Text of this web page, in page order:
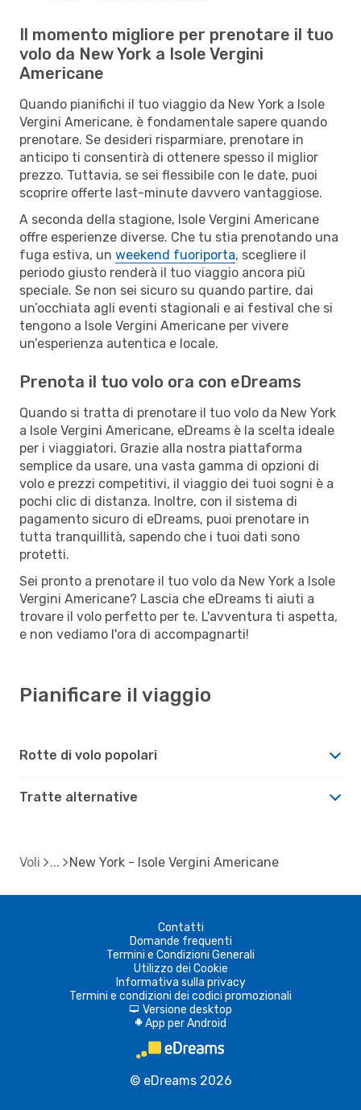
Il momento migliore per prenotare il tuo
volo da New York a Isole Vergini
Americane
Quando pianifichi il tuo viaggio da New York a Isole
Vergini Americane, è fondamentale sapere quando
prenotare. Se desideri risparmiare, prenotare in
anticipo ti consentirà di ottenere spesso il miglior
prezzo. Tuttavia, se sei flessibile con le date, puoi
scoprire offerte last-minute davvero vantaggiose.
A seconda della stagione, Isole Vergini Americane
offre esperienze diverse. Che tu stia prenotando una
fuga estiva, un weekend fuoriporta, scegliere il
periodo giusto renderà il tuo viaggio ancora più
speciale. Se non sei sicuro su quando partire, dai
un’occhiata agli eventi stagionali e ai festival che si
tengono a Isole Vergini Americane per vivere
un’esperienza autentica e locale.
Prenota il tuo volo ora con eDreams
Quando si tratta di prenotare il tuo volo da New York
a Isole Vergini Americane, eDreams è la scelta ideale
per i viaggiatori. Grazie alla nostra piattaforma
semplice da usare, una vasta gamma di opzioni di
volo e prezzi competitivi, il viaggio dei tuoi sogni è a
pochi clic di distanza. Inoltre, con il sistema di
pagamento sicuro di eDreams, puoi prenotare in
tutta tranquillità, sapendo che i tuoi dati sono
protetti.
Sei pronto a prenotare il tuo volo da New York a Isole
Vergini Americane? Lascia che eDreams ti aiuti a
trovare il volo perfetto per te. L'avventura ti aspetta,
e non vediamo l'ora di accompagnarti!
Pianificare il viaggio
Rotte di volo popolari
Tratte alternative
Voli New York - Isole Vergini Americane
Contatti
Domande frequenti
Termini e Condizioni Generali
Utilizzo dei Cookie
Informativa sulla privacy
Termini e condizioni dei codici promozionali
d Versione desktop
A App per Android
© eDreams 2026